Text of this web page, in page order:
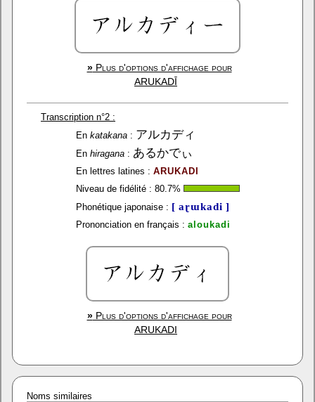
»Plus d'options d'affichage pour
ARUKADĪ
Transcription n°2 :
En katakana: アルカディ
En hiragana: あるかでぃ
En lettres latines : ARUKADI
Niveau de fidélité : 80.7%
Phonétique japonaise : [ aɽɯkadi ]
Prononciation en français : aloukadi
»Plus d'options d'affichage pour
ARUKADI
Noms similaires